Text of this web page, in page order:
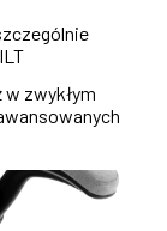
zwykłym